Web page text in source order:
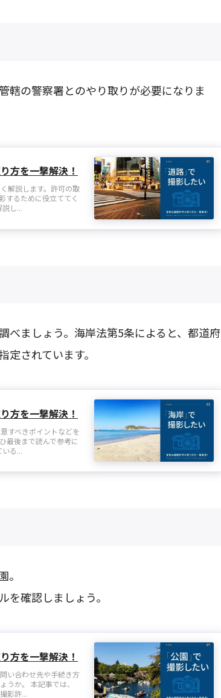
轄の警察署とのやり取りが必要になりま
方を一撃解決！
解説します。許可の取
するために役立ててく
し...
べましょう。海岸法第5条によると、都道府
されています。
方を一撃解決！
すべきポイントなどを
最後まで読んで参考に
る...
。
を確認しましょう。
方を一撃解決！
い合わせ先や手続き方
うか。 本記事では、
影許...